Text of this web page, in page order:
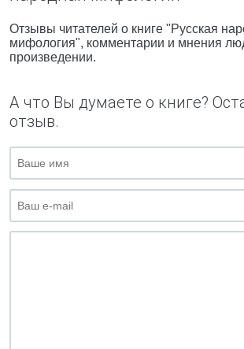
Отзывы читателей о книге "Русская
мифология", комментарии и мнения
произведении.
А что Вы думаете о книге?
отзыв.